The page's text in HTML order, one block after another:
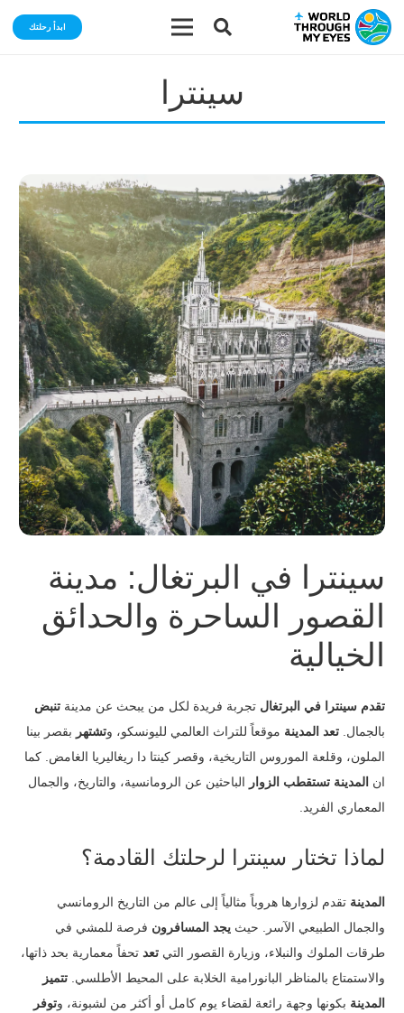
ابدأ رحلتك
سينترا
سينترا في البرتغال: مدينة
القصور الساحرة والحدائق
الخيالية
تقدم سينترا في البرتغال تجربة فريدة لكل من يبحث عن مدينة تنبض
بالجمال. تعد المدينة موقعاً للتراث العالمي لليونسكو، وتشتهر بقصر بينا
الملون، وقلعة الموروس التاريخية، وقصر كينتا دا ريغاليريا الغامض. كما
ان المدينة تستقطب الزوار الباحثين عن الرومانسية، والتاريخ، والجمال
المعماري الفريد.
لماذا تختار سينترا لرحلتك القادمة؟
المدينة تقدم لزوارها هروباً مثالياً إلى عالم من التاريخ الرومانسي
والجمال الطبيعي الآسر. حيث يجد المسافرون فرصة للمشي في
طرقات الملوك والنبلاء، وزيارة القصور التي تعد تحفاً معمارية بحد ذاتها،
والاستمتاع بالمناظر البانورامية الخلابة على المحيط الأطلسي. تتميز
المدينة بكونها وجهة رائعة لقضاء يوم كامل أو أكثر من لشبونة، وتوفر